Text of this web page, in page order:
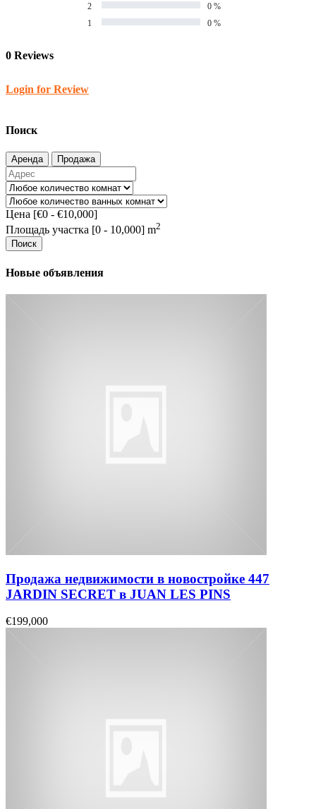
2
0 %
1
0 %
0 Reviews
Login for Review
Поиск
Аренда Продажа
Цена [€0 - €10,000]
Площадь участка [0 - 10,000] m2
Поиск
Новые объявления
Продажа недвижимости в новостройке 447
JARDIN SECRET в JUAN LES PINS
€199,000